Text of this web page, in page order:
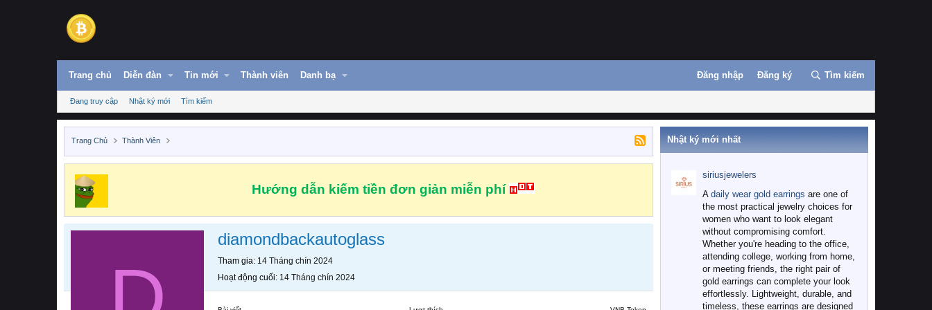
Trang chủ Diễn đàn Tin mới Thành viên Danh bạ Đăng nhập Đăng ký Tìm kiếm
Đang truy cập Nhật ký mới Tìm kiếm
Trang Chủ Thành Viên
Hướng dẫn kiếm tiền đơn giản miễn phí
diamondbackautoglass
Tham gia 14 Tháng chín 2024
Hoạt động cuối 14 Tháng chín 2024
Nhật ký mới nhất
siriusjewelers
A daily wear gold earrings are one of
the most practical jewelry choices for
women who want to look elegant
without compromising comfort.
Whether you're heading to the office,
attending college, working from home,
or meeting friends, the right pair of
gold earrings can complete your look
effortlessly. Lightweight, durable, and
timeless, these earrings are designed